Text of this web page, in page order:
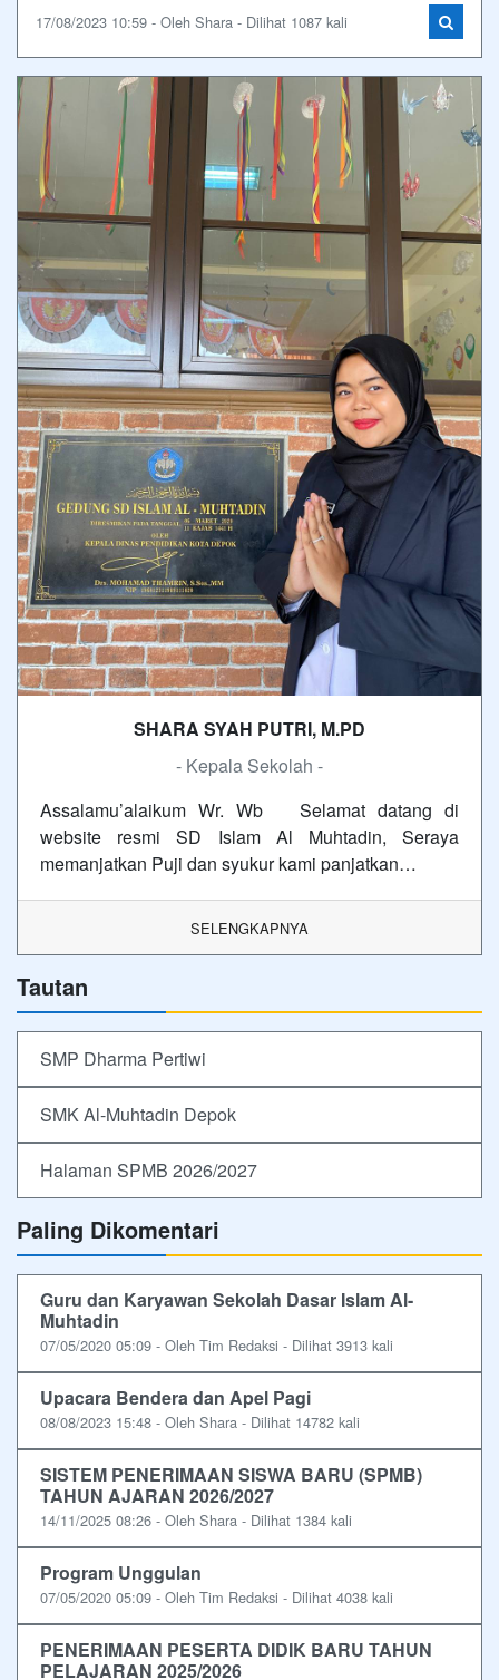
17/08/2023 10:59 - Oleh Shara - Dilihat 1087 kali
SHARA SYAH PUTRI, M.PD
- Kepala Sekolah -
Assalamu’alaikum Wr. Wb Selamat datang di
website resmi SD Islam Al Muhtadin, Seraya
memanjatkan Puji dan syukur kami panjatkan…
SELENGKAPNYA
Tautan
SMP Dharma Pertiwi
SMK Al-Muhtadin Depok
Halaman SPMB 2026/2027
Paling Dikomentari
Guru dan Karyawan Sekolah Dasar Islam Al-
Muhtadin
07/05/2020 05:09 - Oleh Tim Redaksi - Dilihat 3913 kali
Upacara Bendera dan Apel Pagi
08/08/2023 15:48 - Oleh Shara - Dilihat 14782 kali
SISTEM PENERIMAAN SISWA BARU (SPMB)
TAHUN AJARAN 2026/2027
14/11/2025 08:26 - Oleh Shara - Dilihat 1384 kali
Program Unggulan
07/05/2020 05:09 - Oleh Tim Redaksi - Dilihat 4038 kali
PENERIMAAN PESERTA DIDIK BARU TAHUN
PELAJARAN 2025/2026